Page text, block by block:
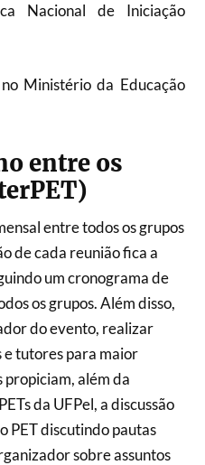
Nacional de Iniciação
Ministério da Educação
entre os
entre todos os grupos
de cada reunião fica a
um cronograma de
os grupos. Além disso,
do evento, realizar
e tutores para maior
propiciam, além da
da UFPel, a discussão
PET discutindo pautas
sobre assuntos